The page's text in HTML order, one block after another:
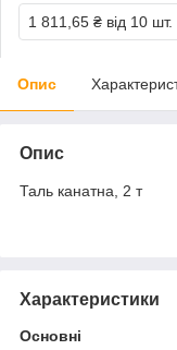
1 811,65 ₴ від 10 шт.
Опис
Опис
Таль канатна, 2 т
Характеристики
Основні